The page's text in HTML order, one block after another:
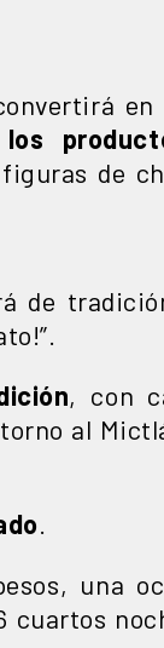
en
de
de
, con
al
una
cuartos